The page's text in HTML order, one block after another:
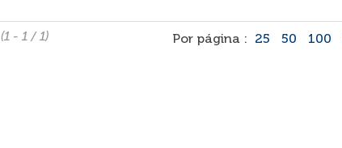
(1 - 1 / 1) Por página : 25 50 100